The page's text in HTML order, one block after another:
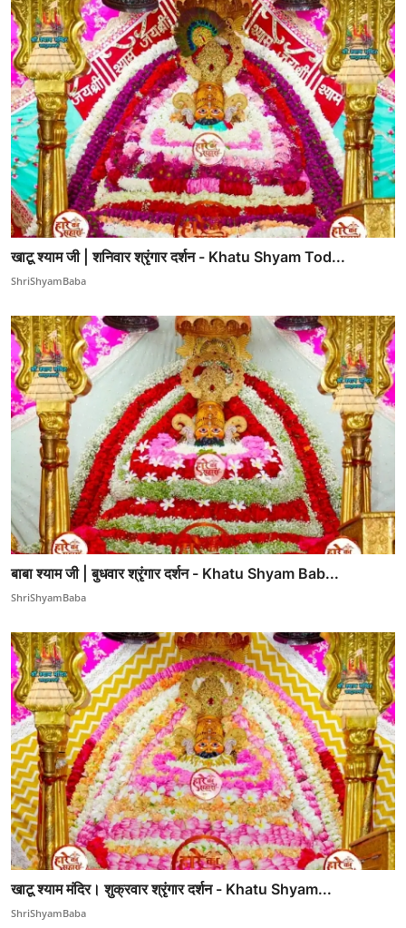
खाटू श्याम जी | शनिवार श्रृंगार दर्शन - Khatu Shyam Tod...
ShriShyamBaba
बाबा श्याम जी | बुधवार श्रृंगार दर्शन - Khatu Shyam Bab...
ShriShyamBaba
खाटू श्याम मंदिर। शुक्रवार श्रृंगार दर्शन - Khatu Shyam...
ShriShyamBaba